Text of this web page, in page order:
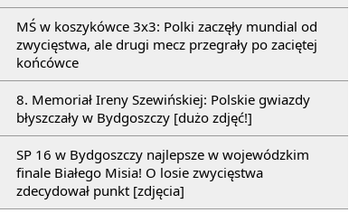
MŚ w koszykówce 3x3: Polki zaczęły mundial od
zwycięstwa, ale drugi mecz przegrały po zaciętej
końcówce
8. Memoriał Ireny Szewińskiej: Polskie gwiazdy
błyszczały w Bydgoszczy [dużo zdjęć!]
SP 16 w Bydgoszczy najlepsze w wojewódzkim
finale Białego Misia! O losie zwycięstwa
zdecydował punkt [zdjęcia]